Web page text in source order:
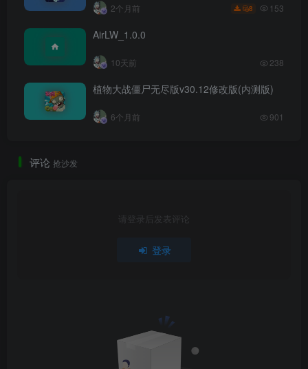
2个月前 8 153
AirLW_1.0.0
10天前 238
植物大战僵尸无尽版v30.12修改版(内测版)
6个月前 901
评论 抢沙发
请登录后发表评论
登录